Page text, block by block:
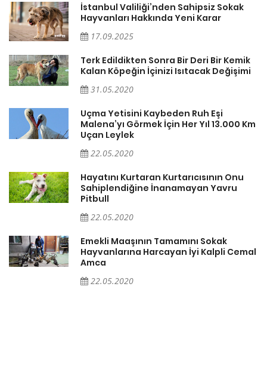
İstanbul Valiliği’nden Sahipsiz Sokak
Hayvanları Hakkında Yeni Karar
17.09.2025
Terk Edildikten Sonra Bir Deri Bir Kemik
Kalan Köpeğin İçinizi Isıtacak Değişimi
31.05.2020
Uçma Yetisini Kaybeden Ruh Eşi
Malena’yı Görmek İçin Her Yıl 13.000 Km
Uçan Leylek
22.05.2020
Hayatını Kurtaran Kurtarıcısının Onu
Sahiplendiğine İnanamayan Yavru
Pitbull
22.05.2020
Emekli Maaşının Tamamını Sokak
Hayvanlarına Harcayan İyi Kalpli Cemal
Amca
22.05.2020